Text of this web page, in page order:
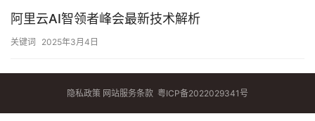
阿里云AI智领者峰会最新技术解析
关键词 2025年3月4日
隐私政策 网站服务条款 粤ICP备2022029341号